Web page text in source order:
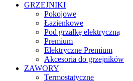
GRZEJNIKI
Pokojowe
Łazienkowe
Pod grzałkę elektryczną
Premium
Elektryczne Premium
Akcesoria do grzejników
ZAWORY
Termostatyczne